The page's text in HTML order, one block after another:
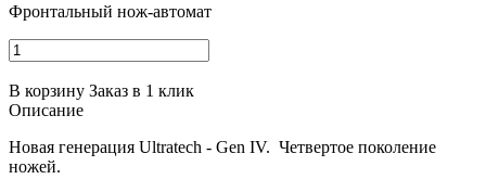
Фронтальный нож-автомат
В корзину Заказ в 1 клик
Описание
Новая генерация Ultratech - Gen IV. Четвертое поколение
ножей.